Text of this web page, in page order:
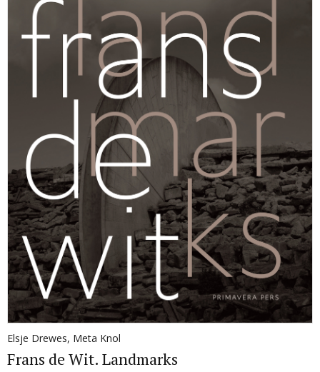
Elsje Drewes, Meta Knol
Frans de Wit. Landmarks